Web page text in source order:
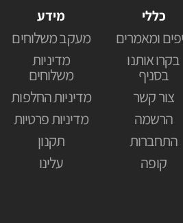
כללי
ומאמרים
בקרו אותנו
בסניף
צור קשר
הרשמה
התחברות
קופה
מידע
מעקב משלוחים
מדיניות
משלוחים
מדיניות החלפות
מדיניות פרטיות
תקנון
עלינו